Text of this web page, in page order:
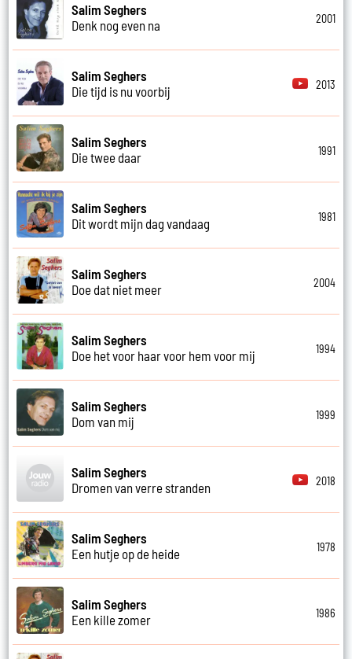
Salim Seghers
Denk nog even na
2001
Salim Seghers
Die tijd is nu voorbij
2013
Salim Seghers
Die twee daar
1991
Salim Seghers
Dit wordt mijn dag vandaag
1981
Salim Seghers
Doe dat niet meer
2004
Salim Seghers
Doe het voor haar voor hem voor mij
1994
Salim Seghers
Dom van mij
1999
Salim Seghers
Dromen van verre stranden
2018
Salim Seghers
Een hutje op de heide
1978
Salim Seghers
Een kille zomer
1986